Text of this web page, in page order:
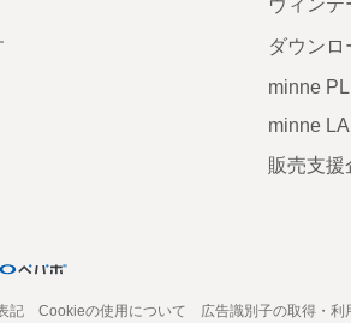
ヴィンテ
ダウンロ
minne
minne
販売支援
記 Cookieの使用について 広告識別子の取得・利